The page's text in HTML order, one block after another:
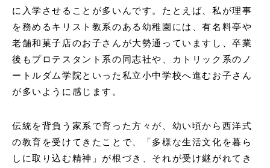
に入学させることが多いんです。たとえば、私が理事
を務めるキリスト教系のある幼稚園には、有名料亭や
老舗和菓子店のお子さんが大勢通っていますし、卒業
後もプロテスタント系の同志社や、カトリック系のノ
ートルダム学院といった私立小中学校へ進むお子さん
が多いように感じます。
伝統を背負う家系で育った方々が、幼い頃から西洋式
の教育を受けてきたことで、「多様な生活文化を暮ら
しに取り込む精神」が根づき、それが受け継がれてき